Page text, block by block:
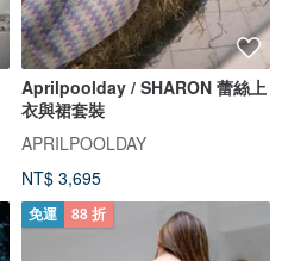
Aprilpoolday / SHARON 蕾絲上
衣與裙套裝
APRILPOOLDAY
NT$ 3,695
免運 88 折